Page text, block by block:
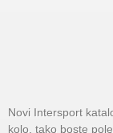
Novi Intersport
kolo, tako boste